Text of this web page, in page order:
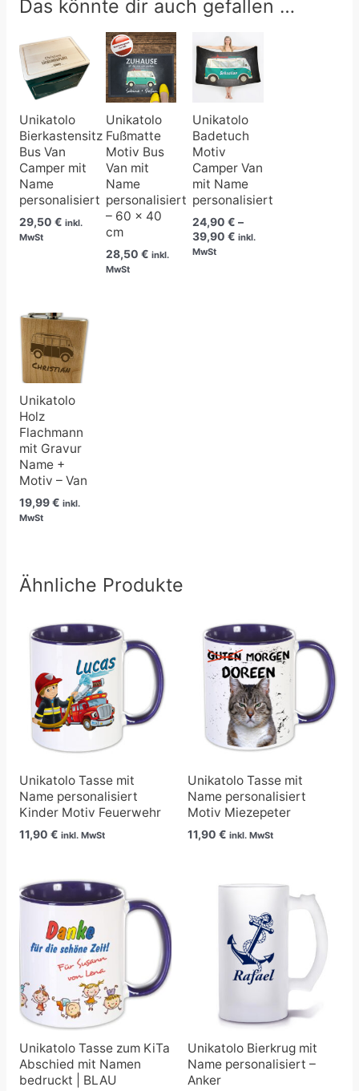
Das könnte dir auch gefallen …
Unikatolo
Bierkastensitz
Bus Van
Camper mit
Name
personalisiert
29,50 € inkl.
MwSt
Unikatolo
Fußmatte
Motiv Bus
Van mit
Name
personalisiert
– 60 x 40
cm
28,50€ inkl.
MwSt
Unikatolo
Badetuch
Motiv
Camper Van
mit Name
personalisiert
24,90€ –
39,90€
24,90 €
bis
39,90 €
inkl.
MwSt
Unikatolo
Holz
Flachmann
mit Gravur
Name +
Motiv – Van
19,99€ inkl.
MwSt
Ähnliche Produkte
Unikatolo Tasse mit
Name personalisiert
Kinder Motiv Feuerwehr
11,90 € inkl. MwSt
Unikatolo Tasse mit
Name personalisiert
Motiv Miezepeter
11,90 € inkl. MwSt
Unikatolo Tasse zum KiTa
Abschied mit Namen
bedruckt | BLAU
Unikatolo Bierkrug mit
Name personalisiert –
Anker